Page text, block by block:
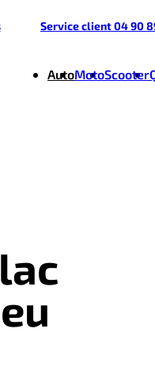
Service client 04 90
AutoMotoScooter